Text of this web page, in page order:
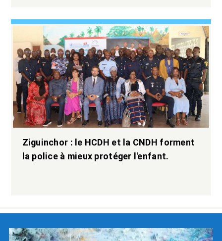
Ziguinchor : le HCDH et la CNDH forment
la police à mieux protéger l'enfant.